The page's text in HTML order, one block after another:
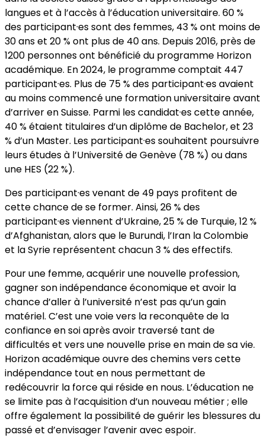
langues et à l’accès à l’éducation universitaire. 60 %
des participant·es sont des femmes, 43 % ont moins de
30 ans et 20 % ont plus de 40 ans. Depuis 2016, près de
1200 personnes ont bénéficié du programme Horizon
académique. En 2024, le programme comptait 447
participant·es. Plus de 75 % des participant·es avaient
au moins commencé une formation universitaire avant
d’arriver en Suisse. Parmi les candidat·es cette année,
40 % étaient titulaires d’un diplôme de Bachelor, et 23
% d’un Master. Les participant·es souhaitent poursuivre
leurs études à l’Université de Genève (78 %) ou dans
une HES (22 %).
Des participant·es venant de 49 pays profitent de
cette chance de se former. Ainsi, 26 % des
participant·es viennent d’Ukraine, 25 % de Turquie, 12 %
d’Afghanistan, alors que le Burundi, l’Iran la Colombie
et la Syrie représentent chacun 3 % des effectifs.
Pour une femme, acquérir une nouvelle profession,
gagner son indépendance économique et avoir la
chance d’aller à l’université n’est pas qu’un gain
matériel. C’est une voie vers la reconquête de la
confiance en soi après avoir traversé tant de
difficultés et vers une nouvelle prise en main de sa vie.
Horizon académique ouvre des chemins vers cette
indépendance tout en nous permettant de
redécouvrir la force qui réside en nous. L’éducation ne
se limite pas à l’acquisition d’un nouveau métier ; elle
offre également la possibilité de guérir les blessures du
passé et d’envisager l’avenir avec espoir.